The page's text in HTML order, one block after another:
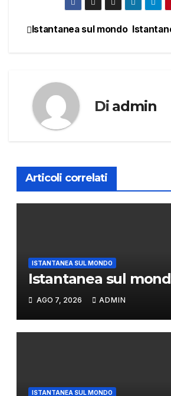
Navigazione
Istantanea sul mondo
Di admin
Articoli correlati
ISTANTANEA SUL MONDO
Istantanea sul
AGO 7, 2026 ADMIN
ISTANTANEA SUL MONDO